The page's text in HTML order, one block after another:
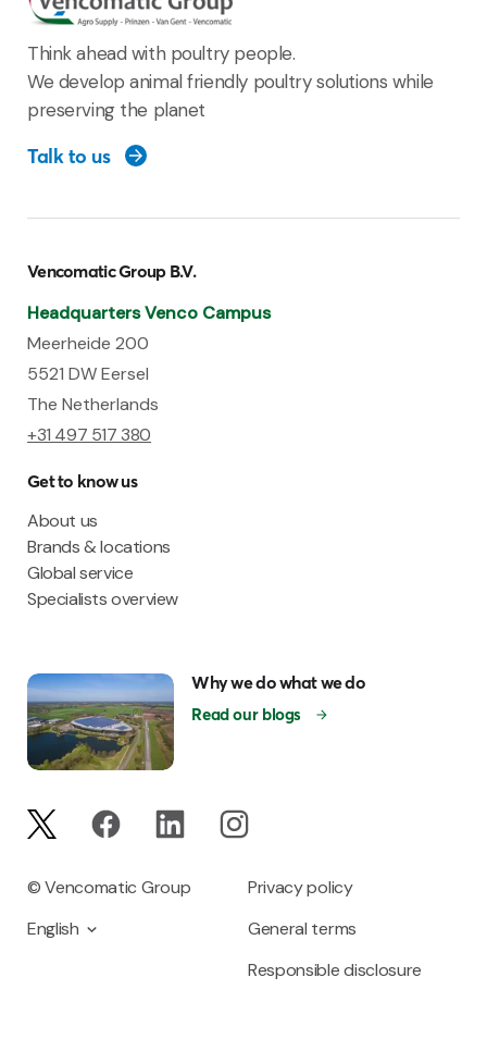
Think ahead with poultry people.
We develop animal friendly poultry solutions while
preserving the planet
Talk to us
Vencomatic Group B.V.
Headquarters Venco Campus
Meerheide 200
5521 DW Eersel
The Netherlands
+31 497 517 380
Get to know us
About us
Brands & locations
Global service
Specialists overview
Why we do what we do
Read our blogs
© Vencomatic Group
English
Privacy policy
General terms
Responsible disclosure